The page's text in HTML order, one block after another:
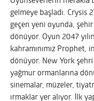
gelmeye başladı. Crysis
geçen yeni oyunda,
dönüyor. Oyun 2047
kahramınımız Prophet,
dönüyor. New York şehri
yağmur ormanlarına
sinemalar, müzeler,
ırmaklar yer alıyor. İlk